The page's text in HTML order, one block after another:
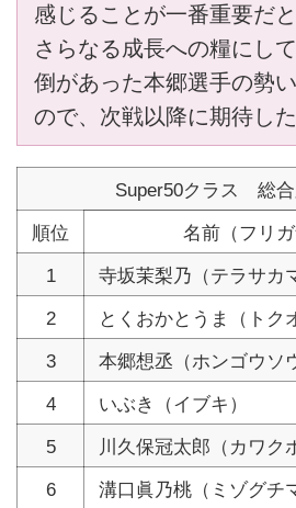
感じることが一番重要だ
さらなる成長への糧にし
倒があった本郷選手の勢
ので、次戦以降に期待した
Super50クラス 総
順位
名前（フリガ
1
寺坂茉梨乃（テラサカ
2
とくおかとうま（トク
3
本郷想丞（ホンゴウソ
4
いぶき（イブキ）
5
川久保冠太郎（カワク
6
溝口眞乃桃（ミゾグチ